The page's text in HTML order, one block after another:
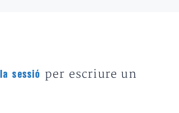
sessió
per escriure un